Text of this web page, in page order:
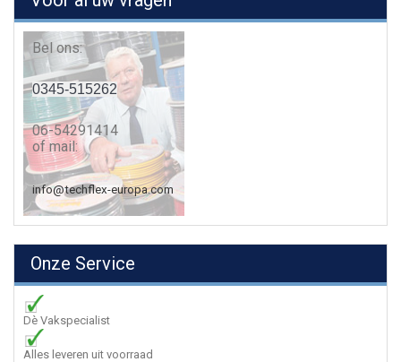
Bel ons:
0345-515262
06-54291414
of mail:
info@techflex-europa.com
Onze Service
Dè Vakspecialist
Alles leveren uit voorraad